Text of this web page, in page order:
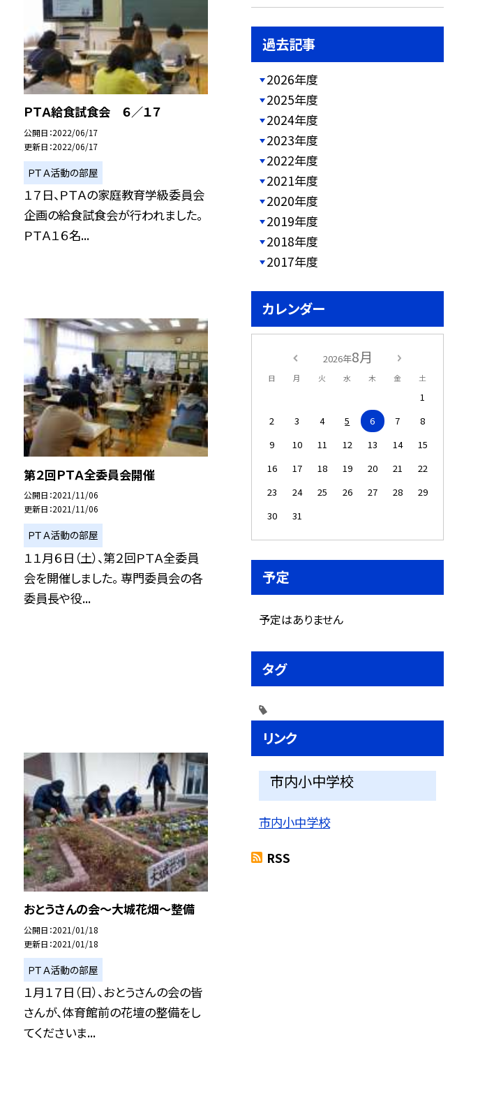
ＰＴＡ給食試食会 ６／１７
公開日 2022/06/17
更新日 2022/06/17
ＰＴＡ活動の部屋
１７日、ＰＴＡの家庭教育学級委員会
企画の給食試食会が行われました。
ＰＴＡ１６名...
第２回ＰＴＡ全委員会開催
公開日 2021/11/06
更新日 2021/11/06
ＰＴＡ活動の部屋
１１月６日（土）、第２回ＰＴＡ全委員
会を開催しました。 専門委員会の各
委員長や役...
おとうさんの会〜大城花畑〜整備
公開日 2021/01/18
更新日 2021/01/18
ＰＴＡ活動の部屋
１月１７日（日）、おとうさんの会の皆
さんが、体育館前の花壇の整備をし
てくださいま...
過去記事
2026年度
2025年度
2024年度
2023年度
2022年度
2021年度
2020年度
2019年度
2018年度
2017年度
カレンダー
2026年8月
日 月 火 水 木 金 土
1
2
3 4 5 6 7
8
9
10 11 12 13 14
15
16
17 18 19 20 21
22
23
24 25 26 27 28
29
30
31
予定
予定はありません
タグ
リンク
市内小中学校
市内小中学校
RSS